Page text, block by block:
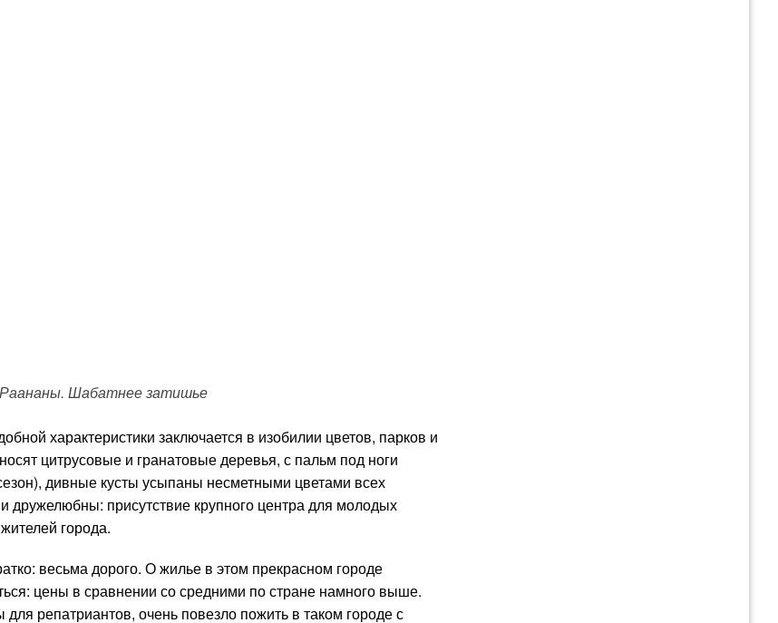
Шабатнее затишье
характеристики заключается в изобилии цветов, парков и
цитрусовые и гранатовые деревья, с пальм под ноги
дивные кусты усыпаны несметными цветами всех
присутствие крупного центра для молодых
города.
весьма дорого. О жилье в этом прекрасном городе
цены в сравнении со средними по стране намного выше.
репатриантов, очень повезло пожить в таком городе с